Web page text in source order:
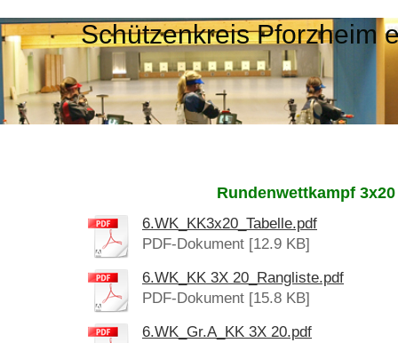
Schützenkreis Pforzheim
Rundenwettkampf 3x20
6.WK_KK3x20_Tabelle.pdf
PDF-Dokument [12.9 KB]
6.WK_KK 3X 20_Rangliste.pdf
PDF-Dokument [15.8 KB]
6.WK_Gr.A_KK 3X 20.pdf